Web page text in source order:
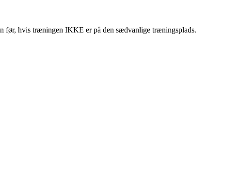
før, hvis træningen IKKE er på den sædvanlige træningsplads.